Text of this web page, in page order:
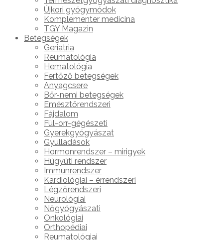
Újkori gyógymódok
Komplementer medicina
TGY Magazin
Betegségek
Geriatria
Reumatológia
Hematológia
Fertőző betegségek
Anyagcsere
Bőr-nemi betegségek
Emésztőrendszeri
Fájdalom
Fül-orr-gégészeti
Gyerekgyógyászat
Gyulladások
Hormonrendszer – mirigyek
Húgyúti rendszer
Immunrendszer
Kardiológiai – érrendszeri
Légzőrendszeri
Neurológiai
Nőgyógyászati
Onkológiai
Orthopédiai
Reumatológiai